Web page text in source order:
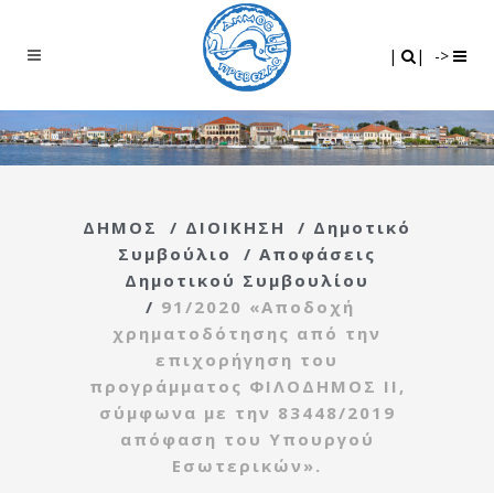
| | ->
ΔΗΜΟΣ / ΔΙΟΙΚΗΣΗ / Δημοτικό
Συμβούλιο
/ Αποφάσεις
Δημοτικού Συμβουλίου
/ 91/2020 «Αποδοχή
χρηματοδότησης από την
επιχορήγηση του
προγράμματος ΦΙΛΟΔΗΜΟΣ ΙΙ,
σύμφωνα με την 83448/2019
απόφαση του Υπουργού
Εσωτερικών».